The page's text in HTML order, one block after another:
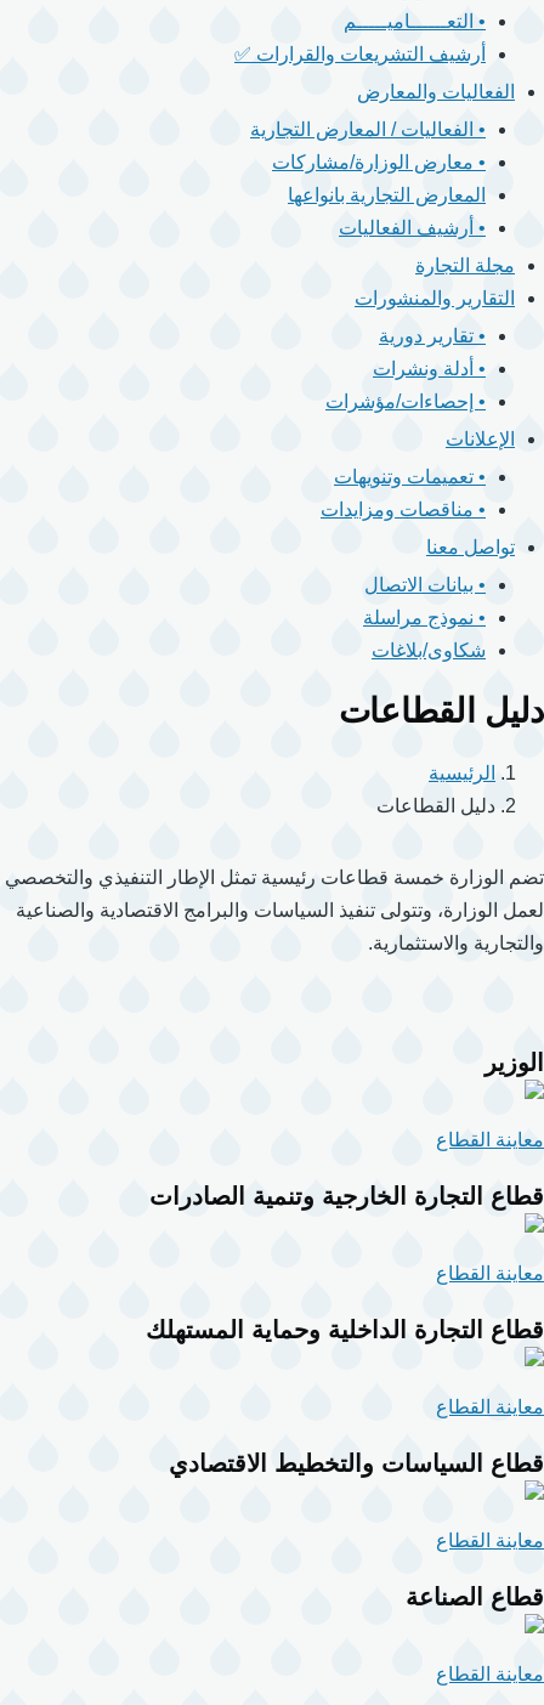
• التعــــــاميـــــم
أرشيف التشريعات والقرارات ✅
الفعاليات والمعارض
• الفعاليات / المعارض التجارية
• معارض الوزارة/مشاركات
المعارض التجارية بانواعها
• أرشيف الفعاليات
مجلة التجارة
التقارير والمنشورات
• تقارير دورية
• أدلة ونشرات
• إحصاءات/مؤشرات
الإعلانات
• تعميمات وتنويهات
• مناقصات ومزايدات
تواصل معنا
• بيانات الاتصال
• نموذج مراسلة
شكاوى/بلاغات
دليل القطاعات
الرئيسية
دليل القطاعات
تضم الوزارة خمسة قطاعات رئيسية تمثل الإطار التنفيذي والتخصصي
لعمل الوزارة، وتتولى تنفيذ السياسات والبرامج الاقتصادية والصناعية
والتجارية والاستثمارية.
الوزير
معاينة القطاع
قطاع التجارة الخارجية وتنمية الصادرات
معاينة القطاع
قطاع التجارة الداخلية وحماية المستهلك
معاينة القطاع
قطاع السياسات والتخطيط الاقتصادي
معاينة القطاع
قطاع الصناعة
معاينة القطاع